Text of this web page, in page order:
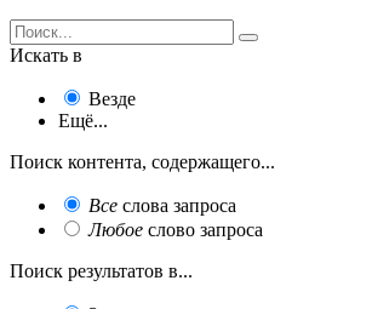
Искать в
Везде
Ещё...
Поиск контента, содержащего...
Все слова запроса
Любое слово запроса
Поиск результатов в...